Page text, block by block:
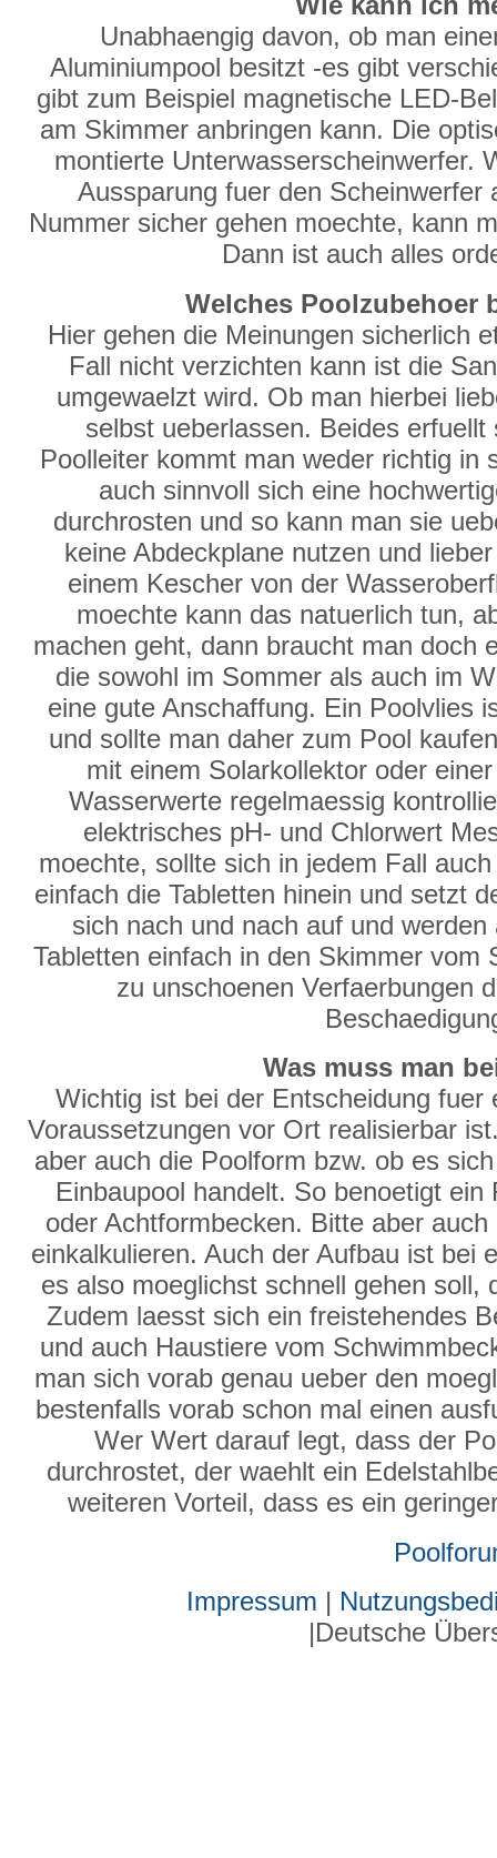
Unabhaengig davon, ob man
Aluminiumpool besitzt -es gibt
gibt zum Beispiel magnetische LED-
am Skimmer anbringen kann. Die
montierte Unterwasserscheinwerfer.
Aussparung fuer den
Nummer sicher gehen moechte, kann
Dann ist auch alles
Welches Poolzubehoer
Hier gehen die Meinungen sicherlich
Fall nicht verzichten kann ist die
umgewaelzt wird. Ob man hierbei
selbst ueberlassen. Beides
Poolleiter kommt man weder richtig in
auch sinnvoll sich eine
durchrosten und so kann man sie
keine Abdeckplane nutzen und
einem Kescher von der
moechte kann das natuerlich tun,
machen geht, dann braucht man doch
die sowohl im Sommer als auch im
eine gute Anschaffung. Ein Poolvlies
und sollte man daher zum Pool
mit einem Solarkollektor oder
Wasserwerte regelmaessig
elektrisches pH- und Chlorwert
moechte, sollte sich in jedem Fall
einfach die Tabletten hinein und setzt
sich nach und nach auf und
Tabletten einfach in den Skimmer vom
zu unschoenen Verfaerbungen
Was muss man
Wichtig ist bei der Entscheidung
Voraussetzungen vor Ort realisierbar
aber auch die Poolform bzw. ob es
Einbaupool handelt. So benoetigt
oder Achtformbecken. Bitte aber
einkalkulieren. Auch der Aufbau ist bei
es also moeglichst schnell gehen soll,
Zudem laesst sich ein freistehendes
und auch Haustiere vom
man sich vorab genau ueber den
bestenfalls vorab schon mal einen
Wer Wert darauf legt, dass der
durchrostet, der waehlt ein
weiteren Vorteil, dass es ein
Impressum |
|Deutsche